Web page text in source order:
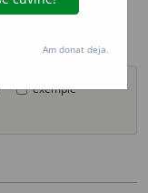
exemple
Am donat deja.